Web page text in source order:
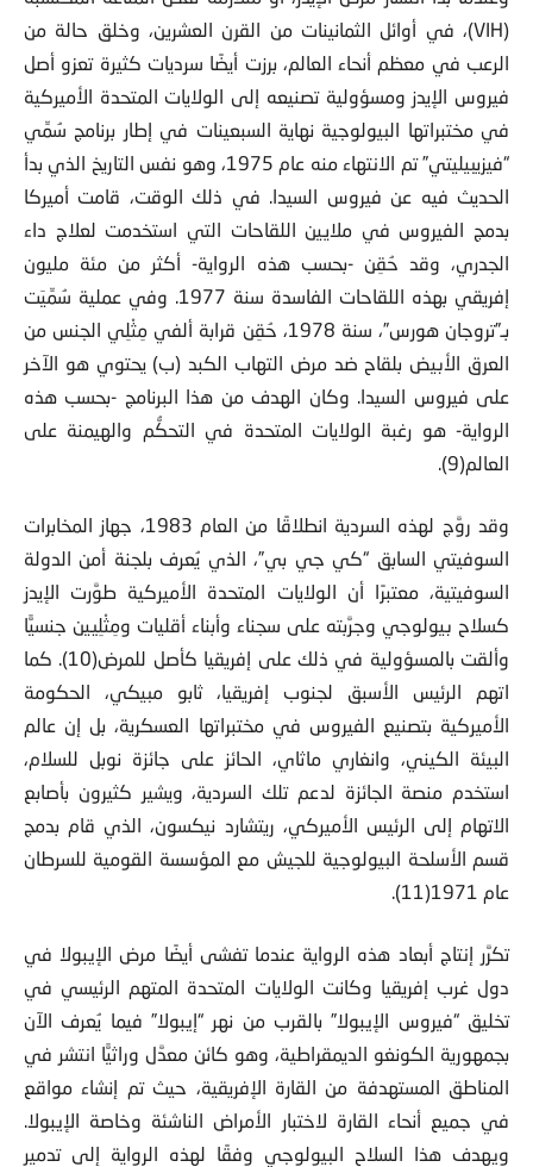
(VIH)، في أوائل الثمانينات من القرن العشرين، وخلق حالة من
الرعب في معظم أنحاء العالم، برزت أيضًا سرديات كثيرة تعزو أصل
فيروس الإيدز ومسؤولية تصنيعه إلى الولايات المتحدة الأميركية
في مختبراتها البيولوجية نهاية السبعينات في إطار برنامج سُمِّي
“فيزيبيليتي” تم الانتهاء منه عام 1975، وهو نفس التاريخ الذي بدأ
الحديث فيه عن فيروس السيدا. في ذلك الوقت، قامت أميركا
بدمج الفيروس في ملايين اللقاحات التي استخدمت لعلاج داء
الجدري، وقد حُقِن -بحسب هذه الرواية- أكثر من مئة مليون
إفريقي بهذه اللقاحات الفاسدة سنة 1977. وفي عملية سُمِّيَت
بـ”تروجان هورس”، سنة 1978، حُقِن قرابة ألفي مِثْلِي الجنس من
العرق الأبيض بلقاح ضد مرض التهاب الكبد (ب) يحتوي هو الآخر
على فيروس السيدا. وكان الهدف من هذا البرنامج -بحسب هذه
الرواية- هو رغبة الولايات المتحدة في التحكُّم والهيمنة على
العالم(9).
وقد روَّج لهذه السردية انطلاقًا من العام 1983، جهاز المخابرات
السوفيتي السابق “كي جي بي”، الذي يُعرف بلجنة أمن الدولة
السوفيتية، معتبرًا أن الولايات المتحدة الأميركية طوَّرت الإيدز
كسلاح بيولوجي وجرَّبته على سجناء وأبناء أقليات ومِثْلِيين جنسيًّا
وألقت بالمسؤولية في ذلك على إفريقيا كأصل للمرض(10). كما
اتهم الرئيس الأسبق لجنوب إفريقيا، ثابو مبيكي، الحكومة
الأميركية بتصنيع الفيروس في مختبراتها العسكرية، بل إن عالم
البيئة الكيني، وانغاري ماثاي، الحائز على جائزة نوبل للسلام،
استخدم منصة الجائزة لدعم تلك السردية، ويشير كثيرون بأصابع
الاتهام إلى الرئيس الأميركي، ريتشارد نيكسون، الذي قام بدمج
قسم الأسلحة البيولوجية للجيش مع المؤسسة القومية للسرطان
عام 1971(11).
تكرَّر إنتاج أبعاد هذه الرواية عندما تفشى أيضًا مرض الإيبولا في
دول غرب إفريقيا وكانت الولايات المتحدة المتهم الرئيسي في
تخليق “فيروس الإيبولا” بالقرب من نهر “إيبولا” فيما يُعرف الآن
بجمهورية الكونغو الديمقراطية، وهو كائن معدَّل وراثيًّا انتشر في
المناطق المستهدفة من القارة الإفريقية، حيث تم إنشاء مواقع
في جميع أنحاء القارة لاختبار الأمراض الناشئة وخاصة الإيبولا.
ويهدف هذا السلاح البيولوجي وفقًا لهذه الرواية إلى تدمير